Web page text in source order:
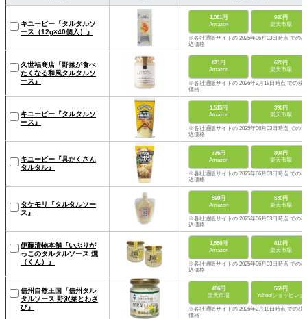
キユーピー『タルタルソ
ース（12g×40個入）』
1,061円
Amazon
980円
楽天市場
※各社通販サイトの 2025年06月03日時点 での税
込価格
久世福商店『野菜が食べ
たくなる和風タルタルソ
ース』
621円
Amazon
620円
楽天市場
※各社通販サイトの 2026年2月18日時点 での税
価格
キユーピー『タルタルソ
ース』
1,515円
Amazon
390円
楽天市場
※各社通販サイトの 2025年06月03日時点 での税
込価格
キユーピー『具だくさん
タルタル』
776円
Amazon
804円
楽天市場
※各社通販サイトの 2025年06月03日時点 での税
込価格
タケモリ『タルタルソー
ス』
590円
Amazon
530円
楽天市場
※各社通販サイトの 2025年06月03日時点 での税
込価格
伊藤漬物本舗『いぶりが
っこのタルタルソース 燻
（くん）』
1,880円
Amazon
810円
楽天市場
※各社通販サイトの 2025年06月03日時点 での税
込価格
信州自然王国『信州タル
タルソース 野沢菜とわさ
び』
486円
楽天市場
569円
Yahoo!ショッピング
※各社通販サイトの 2026年2月18日時点 での税
価格